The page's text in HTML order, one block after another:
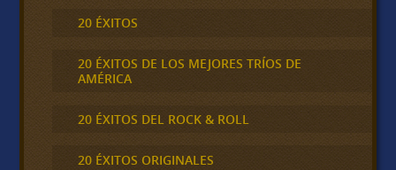
20 ÉXITOS
20 ÉXITOS DE LOS MEJORES TRÍOS DE
AMÉRICA
20 ÉXITOS DEL ROCK & ROLL
20 ÉXITOS ORIGINALES